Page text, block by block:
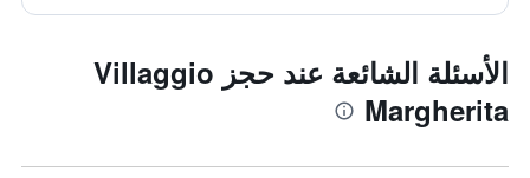
الأسئلة الشائعة عند حجز Villaggio
Margherita